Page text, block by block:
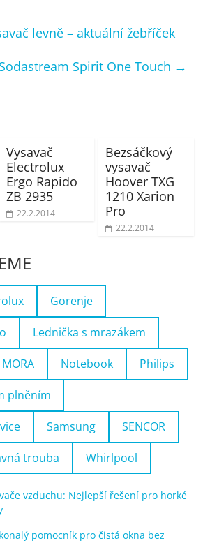
levně – aktuální žebříček
Sodastream Spirit One Touch →
Vysavač
Electrolux
Ergo Rapido
ZB 2935
22.2.2014
Bezsáčkový
vysavač
Hoover TXG
1210 Xarion
Pro
22.2.2014
Gorenje
Lednička s mrazákem
MORA Notebook Philips
plněním
Samsung SENCOR
trouba Whirlpool
vzduchu: Nejlepší řešení pro horké
pomocník pro čistá okna bez